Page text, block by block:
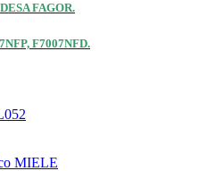
FAGOR.
F7007NFD.
MIELE